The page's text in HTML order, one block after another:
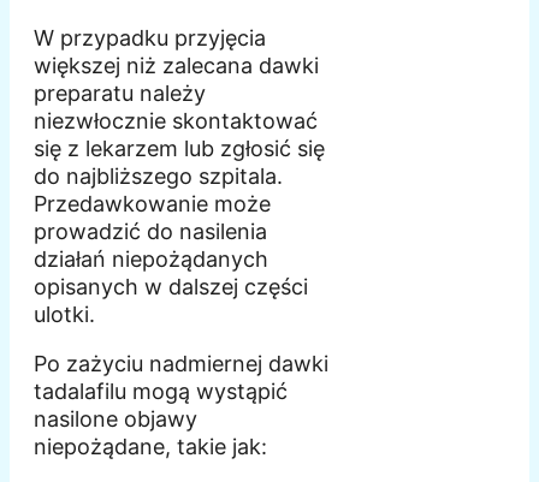
W przypadku przyjęcia
większej niż zalecana dawki
preparatu należy
niezwłocznie skontaktować
się z lekarzem lub zgłosić się
do najbliższego szpitala.
Przedawkowanie może
prowadzić do nasilenia
działań niepożądanych
opisanych w dalszej części
ulotki.
Po zażyciu nadmiernej dawki
tadalafilu mogą wystąpić
nasilone objawy
niepożądane, takie jak: